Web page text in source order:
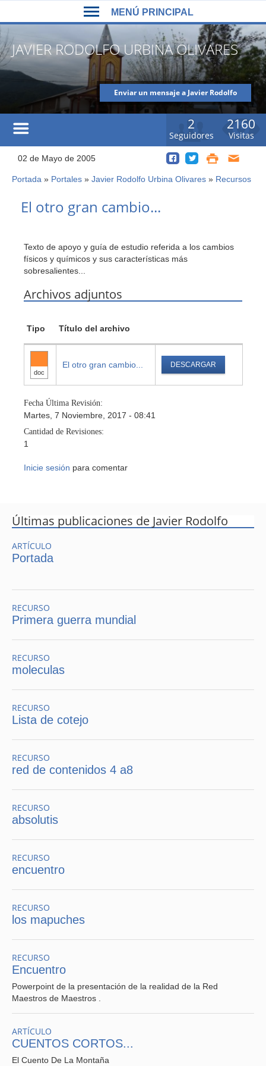
navigation
JAVIER RODOLFO URBINA OLIVARES
Enviar un mensaje a Javier Rodolfo
Urbina Olivares
2160
Visitas
2
Seguidores
02 de Mayo de 2005
Usted
está
aquí
Portada » Portales » Javier Rodolfo Urbina Olivares » Recursos
El otro gran cambio...
Texto de apoyo y guía de estudio referida a los cambios
físicos y químicos y sus características más
sobresalientes...
Archivos adjuntos
Tipo Título del archivo
doc
El otro gran cambio... DESCARGAR
Fecha Última Revisión:
Martes, 7 Noviembre, 2017 - 08:41
Cantidad de Revisiones:
1
Inicie sesión para comentar
Últimas publicaciones de Javier Rodolfo
ARTÍCULO
Portada
RECURSO
Primera guerra mundial
RECURSO
moleculas
RECURSO
Lista de cotejo
RECURSO
red de contenidos 4 a8
RECURSO
absolutis
RECURSO
encuentro
RECURSO
los mapuches
RECURSO
Encuentro
Powerpoint de la presentación de la realidad de la Red
Maestros de Maestros .
ARTÍCULO
CUENTOS CORTOS...
El Cuento De La Montaña
top
MENÚ PRINCIPAL
MENÚ
PRINCIPAL